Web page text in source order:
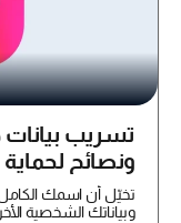
تسريب
ونصائح لحماية
تخيّل أن اسمك
وبياناتك الشخصية